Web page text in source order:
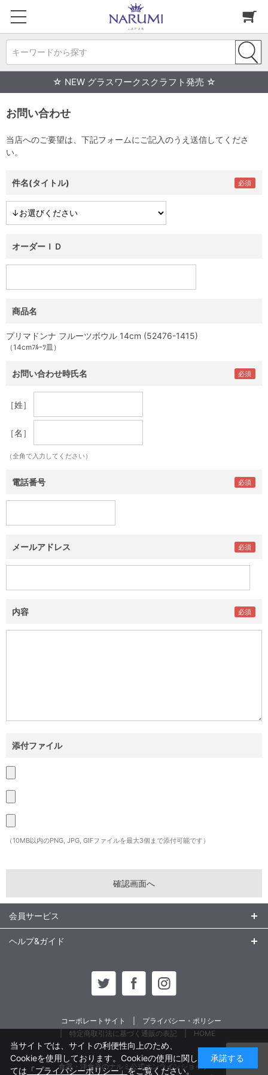
キーワードから探す
☆ NEW グラスワークスクラフト発売 ☆
お問い合わせ
当店へのご要望は、下記フォームにご記入のうえ送信してくださ
い。
件名(タイトル)
オーダーＩＤ
商品名
プリマドンナ フルーツボウル 14cm (52476-1415)
（14cmﾌﾙｰﾂ皿）
お問い合わせ時氏名
［姓］
［名］
（全角で入力してください）
電話番号
メールアドレス
内容
添付ファイル
（10MB以内のPNG, JPG, GIFファイルを最大3個まで添付可能です）
会員サービス
ヘルプ&ガイド
コーポレートサイト
プライバシー・ポリシー
特定商取引法に基づく通販の表記
HOME
食器・洋食器のナルミ公式オンラインショップ
当サイトでは、サイトの利便性向上のため、
Cookieを使用しております。Cookieの使用に関し
ては 「プライバシーポリシー」をご覧ください。
承諾する